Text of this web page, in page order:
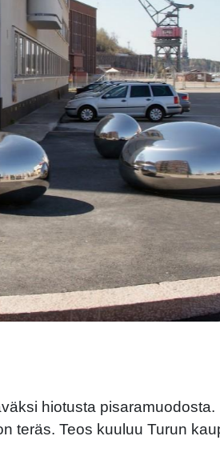
hiotusta pisaramuodosta.
teräs. Teos kuuluu Turun